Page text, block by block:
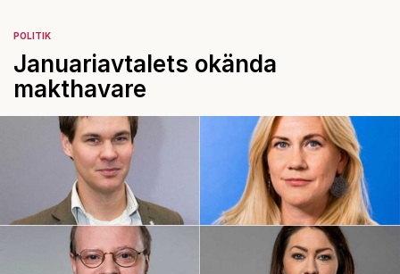
POLITIK
Januariavtalets okända
makthavare